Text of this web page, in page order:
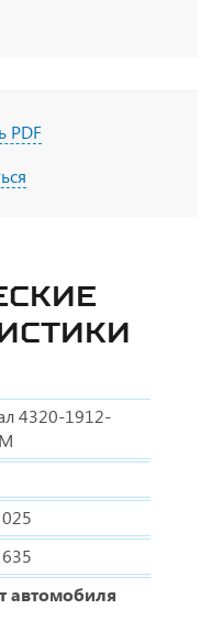
PDF
4320-1912-
автомобиля